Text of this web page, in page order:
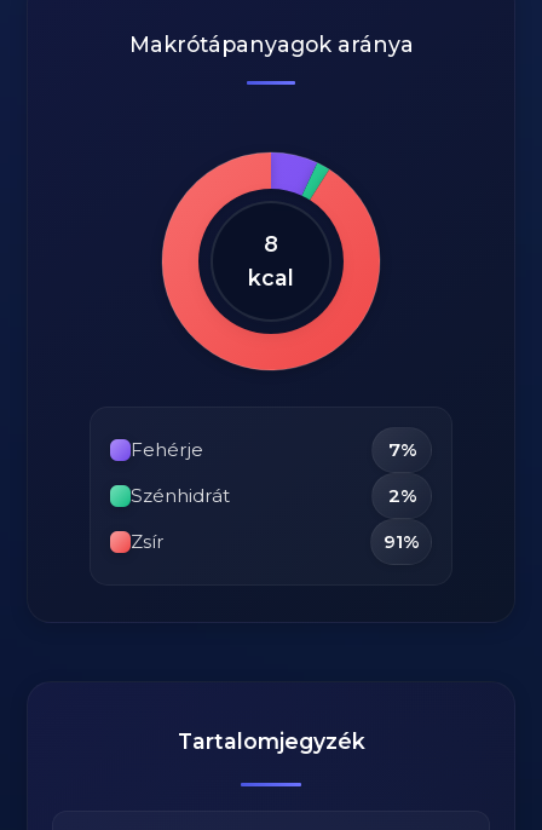
Makrótápanyagok aránya
8
kcal
Fehérje
7%
Szénhidrát
2%
Zsír
91%
Tartalomjegyzék